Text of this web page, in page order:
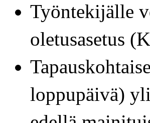
Työntekijälle
oletusasetus
loppupäivä)